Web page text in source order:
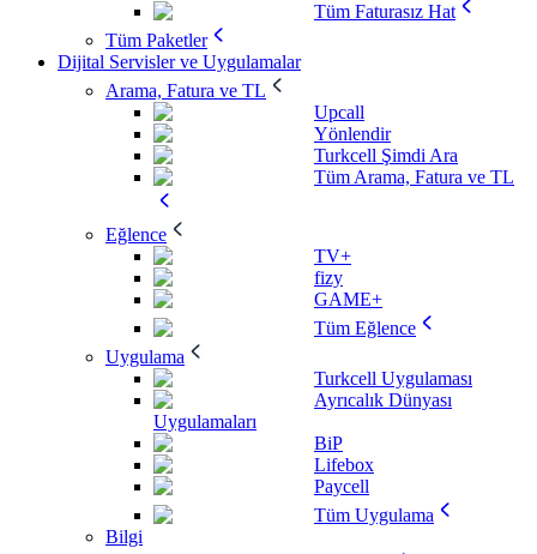
Tüm Faturasız Hat
Tüm Paketler
Dijital Servisler ve Uygulamalar
Arama, Fatura ve TL
Upcall
Yönlendir
Turkcell Şimdi Ara
Tüm Arama, Fatura ve TL
Eğlence
TV+
fizy
GAME+
Tüm Eğlence
Uygulama
Turkcell Uygulaması
Ayrıcalık Dünyası
Uygulamaları
BiP
Lifebox
Paycell
Tüm Uygulama
Bilgi